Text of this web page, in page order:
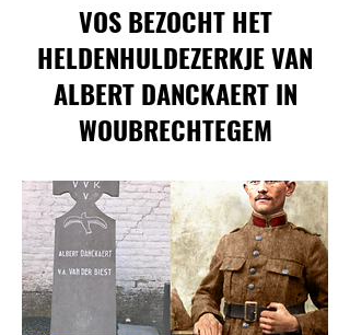
VOS BEZOCHT HET
HELDENHULDEZERKJE VAN
ALBERT DANCKAERT IN
WOUBRECHTEGEM